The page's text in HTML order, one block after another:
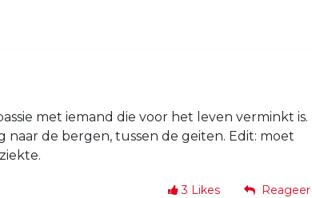
met iemand die voor het leven verminkt is.
de bergen, tussen de geiten. Edit: moet
3 Likes Reageer